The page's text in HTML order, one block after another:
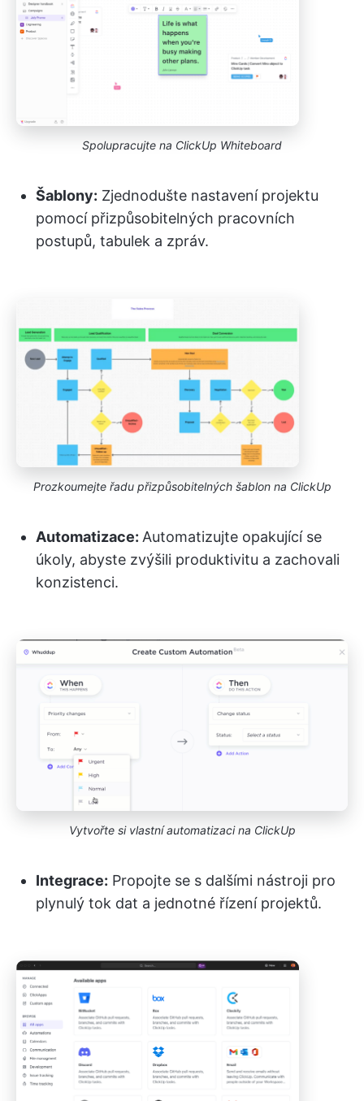
Spolupracujte na ClickUp Whiteboard
Šablony: Zjednodušte nastavení projektu
pomocí přizpůsobitelných pracovních
postupů, tabulek a zpráv.
Prozkoumejte řadu přizpůsobitelných šablon na ClickUp
Automatizace: Automatizujte opakující se
úkoly, abyste zvýšili produktivitu a zachovali
konzistenci.
Vytvořte si vlastní automatizaci na ClickUp
Integrace: Propojte se s dalšími nástroji pro
plynulý tok dat a jednotné řízení projektů.